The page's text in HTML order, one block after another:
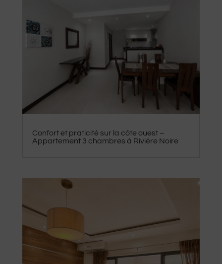
Confort et praticité sur la côte ouest –
Appartement 3 chambres à Rivière Noire